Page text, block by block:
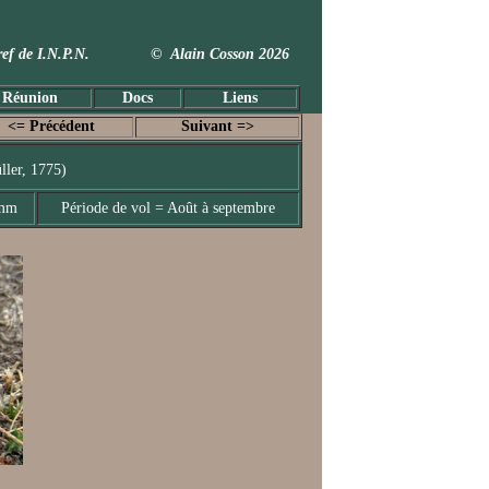
de I.N.P.N. © Alain Cosson 2026
Docs Liens
<= Précédent Suivant =>
1775)
Période de vol = Août à septembre